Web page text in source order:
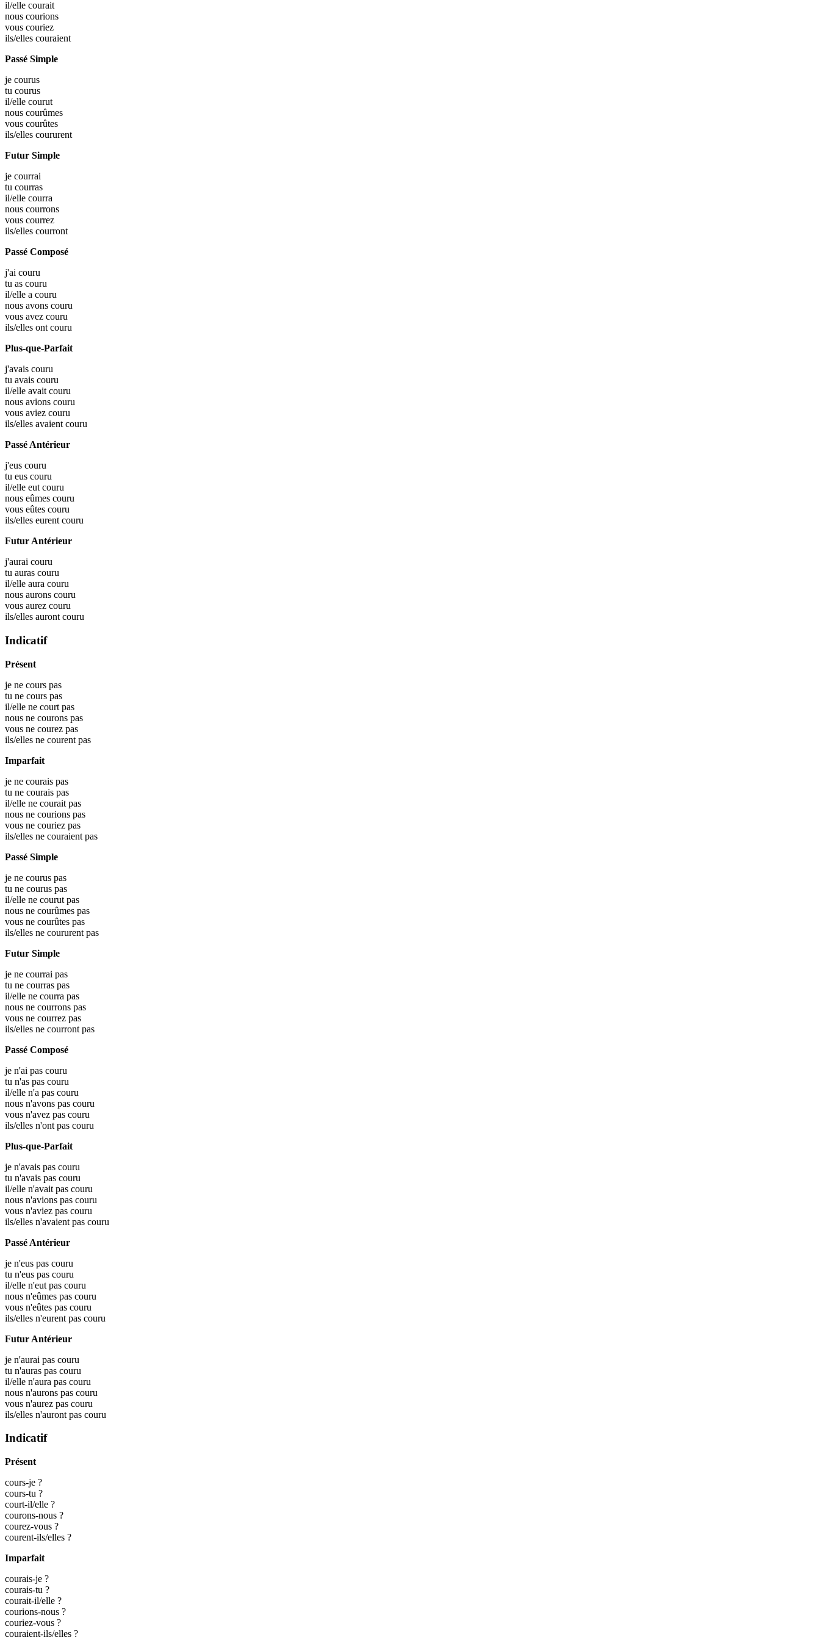
il/elle courait
nous courions
vous couriez
ils/elles couraient
Passé Simple
je courus
tu courus
il/elle courut
nous courûmes
vous courûtes
ils/elles coururent
Futur Simple
je courrai
tu courras
il/elle courra
nous courrons
vous courrez
ils/elles courront
Passé Composé
j'ai couru
tu as couru
il/elle a couru
nous avons couru
vous avez couru
ils/elles ont couru
Plus-que-Parfait
j'avais couru
tu avais couru
il/elle avait couru
nous avions couru
vous aviez couru
ils/elles avaient couru
Passé Antérieur
j'eus couru
tu eus couru
il/elle eut couru
nous eûmes couru
vous eûtes couru
ils/elles eurent couru
Futur Antérieur
j'aurai couru
tu auras couru
il/elle aura couru
nous aurons couru
vous aurez couru
ils/elles auront couru
Indicatif
Présent
je ne cours pas
tu ne cours pas
il/elle ne court pas
nous ne courons pas
vous ne courez pas
ils/elles ne courent pas
Imparfait
je ne courais pas
tu ne courais pas
il/elle ne courait pas
nous ne courions pas
vous ne couriez pas
ils/elles ne couraient pas
Passé Simple
je ne courus pas
tu ne courus pas
il/elle ne courut pas
nous ne courûmes pas
vous ne courûtes pas
ils/elles ne coururent pas
Futur Simple
je ne courrai pas
tu ne courras pas
il/elle ne courra pas
nous ne courrons pas
vous ne courrez pas
ils/elles ne courront pas
Passé Composé
je n'ai pas couru
tu n'as pas couru
il/elle n'a pas couru
nous n'avons pas couru
vous n'avez pas couru
ils/elles n'ont pas couru
Plus-que-Parfait
je n'avais pas couru
tu n'avais pas couru
il/elle n'avait pas couru
nous n'avions pas couru
vous n'aviez pas couru
ils/elles n'avaient pas couru
Passé Antérieur
je n'eus pas couru
tu n'eus pas couru
il/elle n'eut pas couru
nous n'eûmes pas couru
vous n'eûtes pas couru
ils/elles n'eurent pas couru
Futur Antérieur
je n'aurai pas couru
tu n'auras pas couru
il/elle n'aura pas couru
nous n'aurons pas couru
vous n'aurez pas couru
ils/elles n'auront pas couru
Indicatif
Présent
cours-je ?
cours-tu ?
court-il/elle ?
courons-nous ?
courez-vous ?
courent-ils/elles ?
Imparfait
courais-je ?
courais-tu ?
courait-il/elle ?
courions-nous ?
couriez-vous ?
couraient-ils/elles ?